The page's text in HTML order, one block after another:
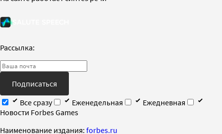
Рассылка:
Подписаться
Все сразу
Еженедельная
Ежедневная
Новости Forbes Games
Наименование издания: forbes.ru